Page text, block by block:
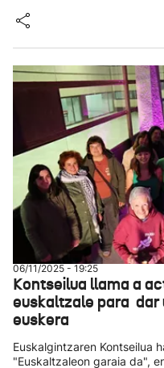
06/11/2025 - 19:25
Kontseilua llama a
euskaltzale para dar
euskera
Euskalgintzaren Kontseilua
"Euskaltzaleon garaia da",